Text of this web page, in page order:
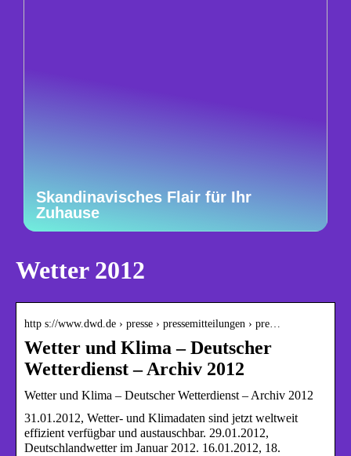
Skandinavisches Flair für Ihr
Zuhause
Wetter 2012
http s://www.dwd.de › presse › pressemitteilungen › pre…
Wetter und Klima – Deutscher
Wetterdienst – Archiv 2012
Wetter und Klima – Deutscher Wetterdienst – Archiv 2012
31.01.2012, Wetter- und Klimadaten sind jetzt weltweit
effizient verfügbar und austauschbar. 29.01.2012,
Deutschlandwetter im Januar 2012. 16.01.2012, 18.